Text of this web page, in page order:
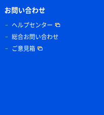
お問い合わせ
ヘルプセンター
総合お問い合わせ
ご意見箱